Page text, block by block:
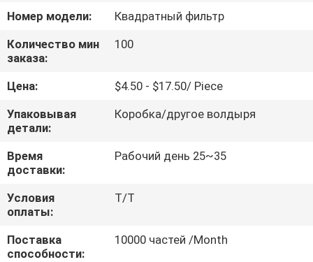
ПРОВЕРКА
КАЧЕСТВА
СВЯЖИТЕСЬ
МЫ
СПРОСИТЕ
ЦИТАТУ
КАРТА
Номер модели:
Квадратный фильтр
Количество мин
заказа:
100
Цена:
$4.50 - $17.50/ Piece
Упаковывая
детали:
Коробка/другое волдыря
Время
доставки:
Рабочий день 25~35
Условия
оплаты:
Т/Т
Поставка
способности:
10000 частей /Month